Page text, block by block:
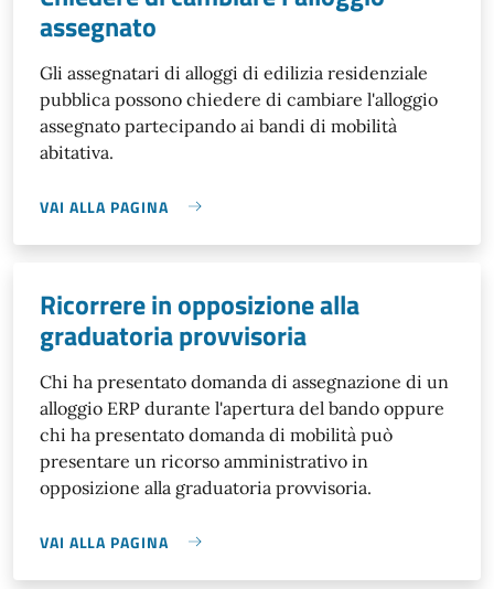
assegnato
Gli assegnatari di alloggi di edilizia residenziale
pubblica possono chiedere di cambiare l'alloggio
assegnato partecipando ai bandi di mobilità
abitativa.
VAI ALLA PAGINA
Ricorrere in opposizione alla
graduatoria provvisoria
Chi ha presentato domanda di assegnazione di un
alloggio ERP durante l'apertura del bando oppure
chi ha presentato domanda di mobilità può
presentare un ricorso amministrativo in
opposizione alla graduatoria provvisoria.
VAI ALLA PAGINA